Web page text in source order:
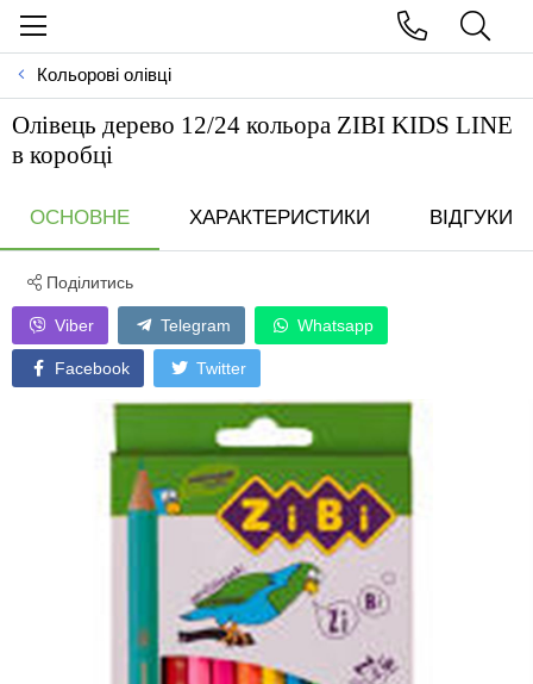
Кольорові олівці
Олівець дерево 12/24 кольора ZIBI KIDS LINE
в коробці
ОСНОВНЕ ХАРАКТЕРИСТИКИ ВІДГУКИ
Поділитись
Viber Telegram Whatsapp
Facebook Twitter